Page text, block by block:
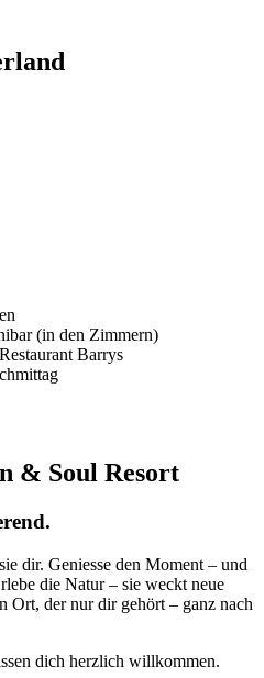
(in den Zimmern)
Barrys
& Soul Resort
dir. Geniesse den Moment – und
die Natur – sie weckt neue
Ort, der nur dir gehört – ganz nach
dich herzlich willkommen.